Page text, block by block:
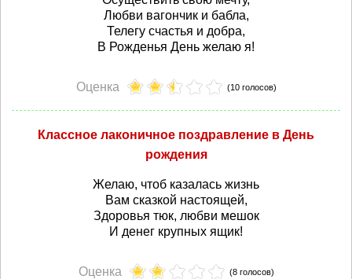
Любви вагончик и бабла,
Телегу счастья и добра,
В Рожденья День желаю я!
Оценка (10 голосов)
Классное лаконичное поздравление в День
рождения
Желаю, чтоб казалась жизнь
Вам сказкой настоящей,
Здоровья тюк, любви мешок
И денег крупных ящик!
Оценка (8 голосов)